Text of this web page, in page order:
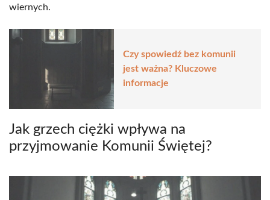
wiernych.
Czy spowiedź bez komunii
jest ważna? Kluczowe
informacje
Jak grzech ciężki wpływa na
przyjmowanie Komunii Świętej?